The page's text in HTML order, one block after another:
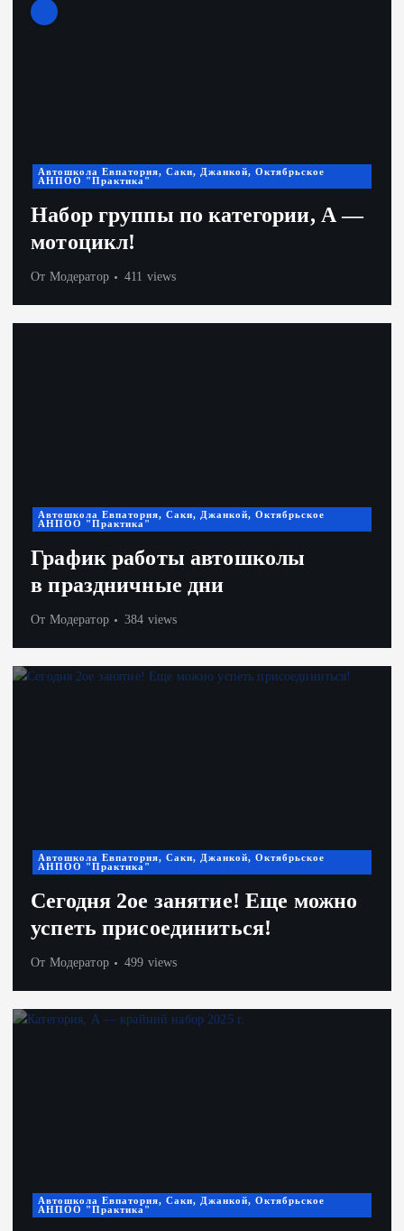
Автошкола Евпатория, Саки, Джанкой, Октябрьское
АНПОО "Практика"
Набор группы по категории, А —
мотоцикл!
От Модератор 411 views
Автошкола Евпатория, Саки, Джанкой, Октябрьское
АНПОО "Практика"
График работы автошколы
в праздничные дни
От Модератор 384 views
Автошкола Евпатория, Саки, Джанкой, Октябрьское
АНПОО "Практика"
Сегодня 2ое занятие! Еще можно
успеть присоединиться!
От Модератор 499 views
Автошкола Евпатория, Саки, Джанкой, Октябрьское
АНПОО "Практика"